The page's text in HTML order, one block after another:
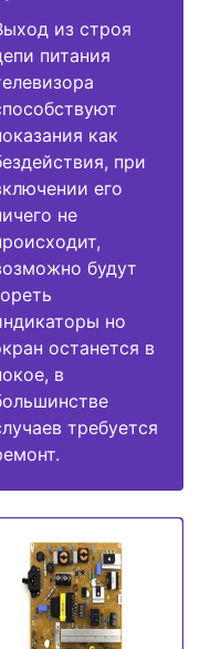
из строя
питания
как
при
его
не
будут
но
останется в
в
требуется